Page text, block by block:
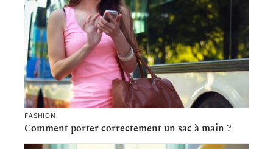
FASHION
Comment porter correctement un sac à main ?